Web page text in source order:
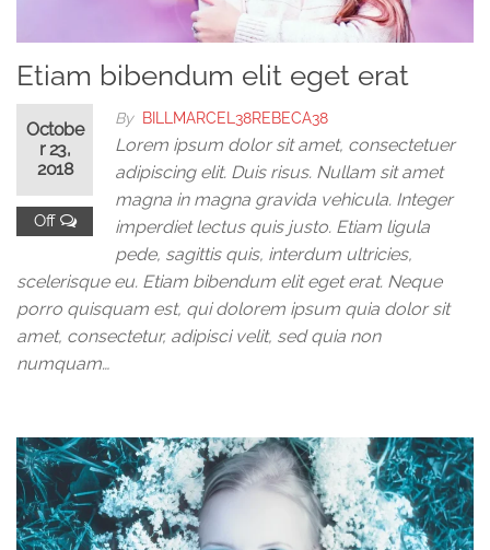
Etiam bibendum elit eget erat
By BILLMARCEL38REBECA38
Octobe
r 23,
2018
Off
Lorem ipsum dolor sit amet, consectetuer
adipiscing elit. Duis risus. Nullam sit amet
magna in magna gravida vehicula. Integer
imperdiet lectus quis justo. Etiam ligula
pede, sagittis quis, interdum ultricies,
scelerisque eu. Etiam bibendum elit eget erat. Neque
porro quisquam est, qui dolorem ipsum quia dolor sit
amet, consectetur, adipisci velit, sed quia non
numquam…